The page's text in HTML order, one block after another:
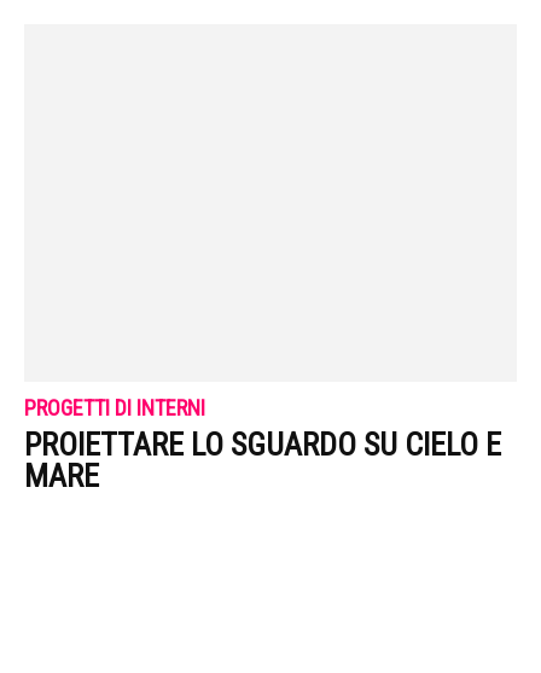
PROGETTI DI INTERNI
PROIETTARE LO SGUARDO SU CIELO E
MARE